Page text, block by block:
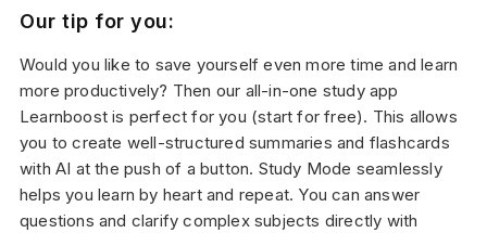
Our tip for you:
Would you like to save yourself even more time and learn
more productively? Then our all-in-one study app
Learnboost is perfect for you (start for free). This allows
you to create well-structured summaries and flashcards
with AI at the push of a button. Study Mode seamlessly
helps you learn by heart and repeat. You can answer
questions and clarify complex subjects directly with